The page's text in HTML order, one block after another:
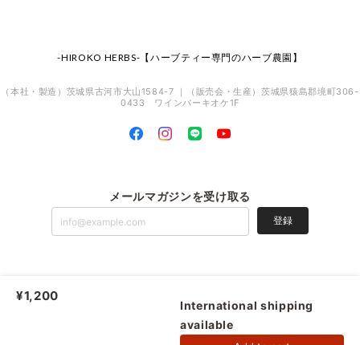
-HIROKO HERBS-【ハーブティー専門のハーブ農園】
（本社・製造）茨城県古河市大山1584-7 ｜（販売会・生産）茨城県猿島郡境町306-
0433 ワインバーキオケ1F
メールマガジンを受け取る
登録
-HIROKO HERBS-【ハーブティー専門のハーブ農園】 |
特定商取引法に基づく表記
¥1,200
International shipping
available
ショップに質問する